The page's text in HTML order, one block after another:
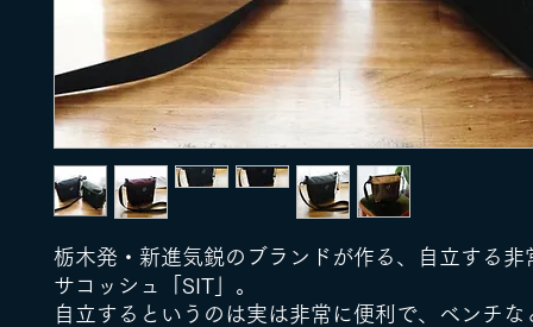
栃木発・新進気鋭のブランドが作る、自立する非
サコッシュ「SIT」。
自立するというのは実は非常に便利で、ベンチな